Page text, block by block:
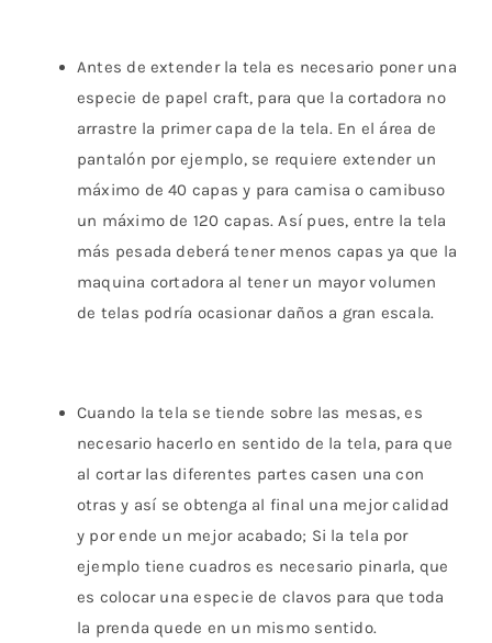
Antes de extender la tela es necesario poner una
especie de papel craft, para que la cortadora no
arrastre la primer capa de la tela. En el área de
pantalón por ejemplo, se requiere extender un
máximo de 40 capas y para camisa o camibuso
un máximo de 120 capas. Así pues, entre la tela
más pesada deberá tener menos capas ya que la
maquina cortadora al tener un mayor volumen
de telas podría ocasionar daños a gran escala.
Cuando la tela se tiende sobre las mesas, es
necesario hacerlo en sentido de la tela, para que
al cortar las diferentes partes casen una con
otras y así se obtenga al final una mejor calidad
y por ende un mejor acabado; Si la tela por
ejemplo tiene cuadros es necesario pinarla, que
es colocar una especie de clavos para que toda
la prenda quede en un mismo sentido.